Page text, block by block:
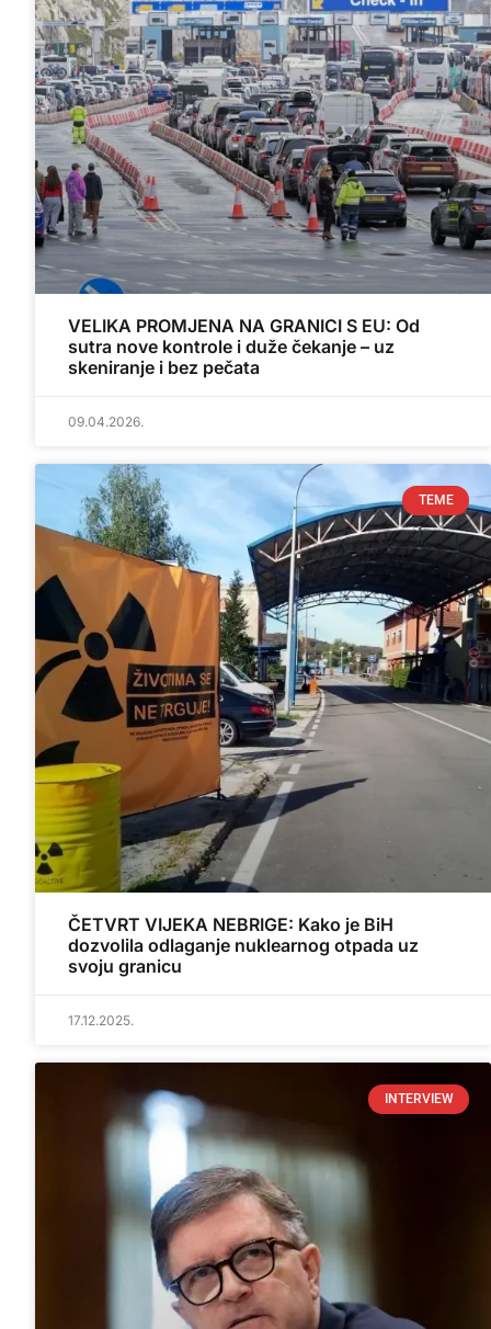
VELIKA PROMJENA NA GRANICI S EU: Od
sutra nove kontrole i duže čekanje – uz
skeniranje i bez pečata
09.04.2026.
TEME
ČETVRT VIJEKA NEBRIGE: Kako je BiH
dozvolila odlaganje nuklearnog otpada uz
svoju granicu
17.12.2025.
INTERVIEW